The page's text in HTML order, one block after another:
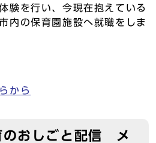
験を行い、今現在抱えている
内の保育園施設へ就職をしま
から
のおしごと配信 メ